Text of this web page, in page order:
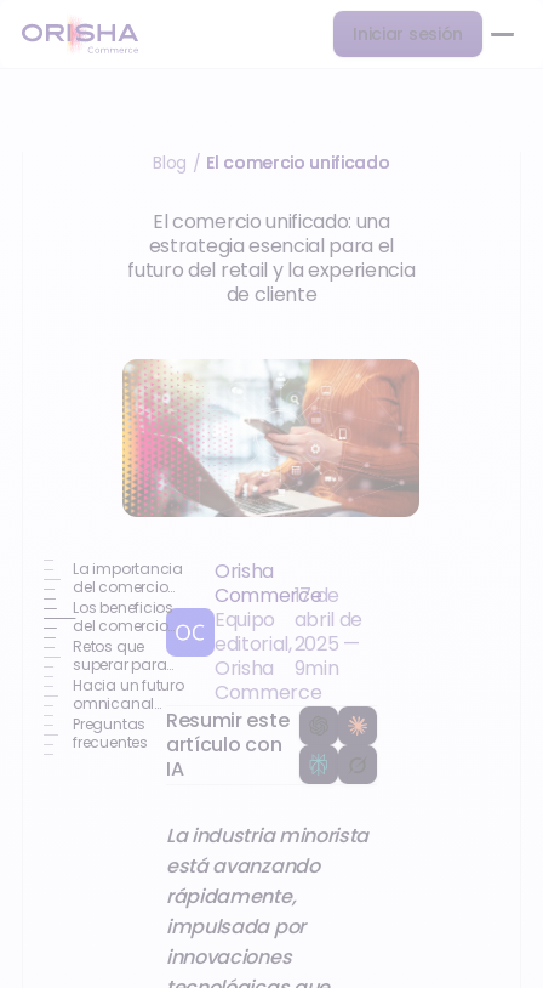
Iniciar sesión
Blog / El comercio unificado
El comercio unificado: una
estrategia esencial para el
futuro del retail y la experiencia
de cliente
La importancia
del comercio
unificado en el
comercio
minorista
moderno
Los beneficios
del comercio
unificado para
el sector
minorista
Retos que
superar para
una
implementación
exitosa
Hacia un futuro
omnicanal
unificado:
tendencias
para observar
Preguntas
frecuentes
Orisha
Commerce
Equipo
editorial,
Orisha
Commerce
17 de
abril de
2025 —
9min
Resumir este
artículo con
IA
La industria minorista
está avanzando
rápidamente,
impulsada por
innovaciones